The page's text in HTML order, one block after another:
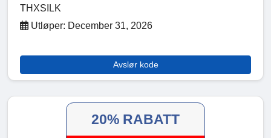
THXSILK
Utløper: December 31, 2026
Avslør kode
20% RABATT